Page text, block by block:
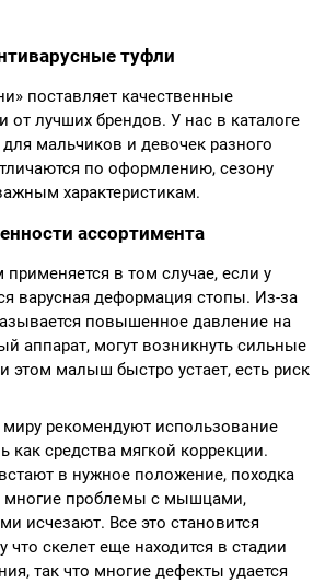
туфли
поставляет качественные
от лучших брендов. У нас в каталоге
мальчиков и девочек разного
по оформлению, сезону
характеристикам.
ассортимента
в том случае, если у
варусная деформация стопы. Из-за
повышенное давление на
аппарат, могут возникнуть сильные
этом малыш быстро устает, есть риск
рекомендуют использование
как средства мягкой коррекции.
в нужное положение, походка
многие проблемы с мышцами,
исчезают. Все это становится
скелет еще находится в стадии
так что многие дефекты удается